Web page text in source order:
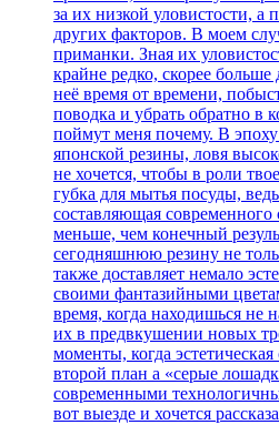
за их низкой уловистости, а
других факторов. В моем
приманки. Зная их
крайне редко, скорее
неё время от времени,
поводка и убрать обратно в
поймут меня почему. В
японской резины, ловя
не хочется, чтобы в роли
губка для мытья посуды, ведь
составляющая
меньше, чем конечный
сегодняшнюю резину не
также доставляет немало
своими фантазийными
время, когда находишься не
их в предвкушении новых
моменты, когда
второй план а «серые
современными
вот выезде и хочется